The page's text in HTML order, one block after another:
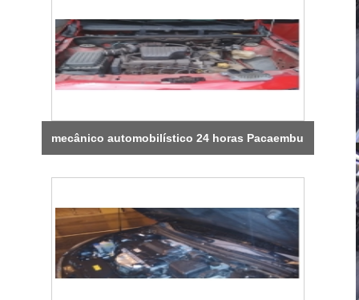
mecânico automobilístico 24 horas Pacaembu